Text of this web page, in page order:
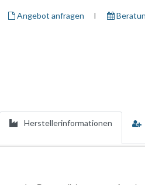
Angebot anfragen I ​
Herstellerinformationen